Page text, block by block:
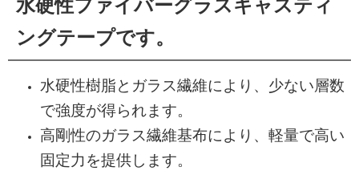
水硬性ファイバーグラスキャスティ
ングテープです。
水硬性樹脂とガラス繊維により、少ない層数
で強度が得られます。
高剛性のガラス繊維基布により、軽量で高い
固定力を提供します。